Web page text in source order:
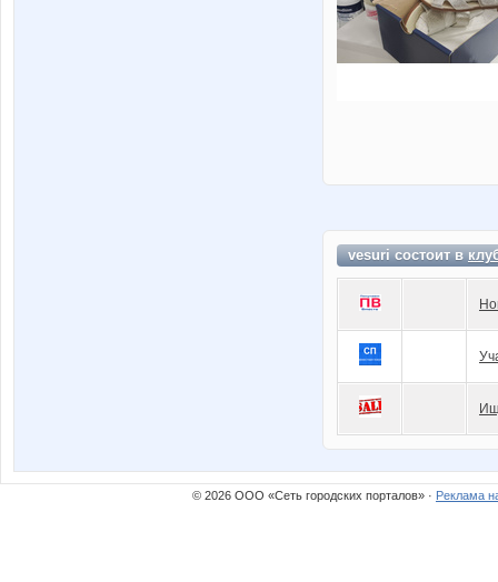
vesuri состоит в
© 2026 ООО «Сеть городских порталов» · Реклама